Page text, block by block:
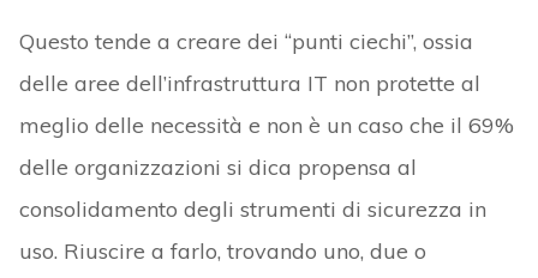
Questo tende a creare dei “punti ciechi”, ossia
delle aree dell’infrastruttura IT non protette al
meglio delle necessità e non è un caso che il 69%
delle organizzazioni si dica propensa al
consolidamento degli strumenti di sicurezza in
uso. Riuscire a farlo, trovando uno, due o